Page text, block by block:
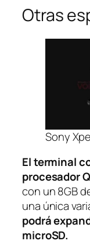
Otras
Sony
El terminal
procesador
con un 8GB
una única
podrá
microSD.